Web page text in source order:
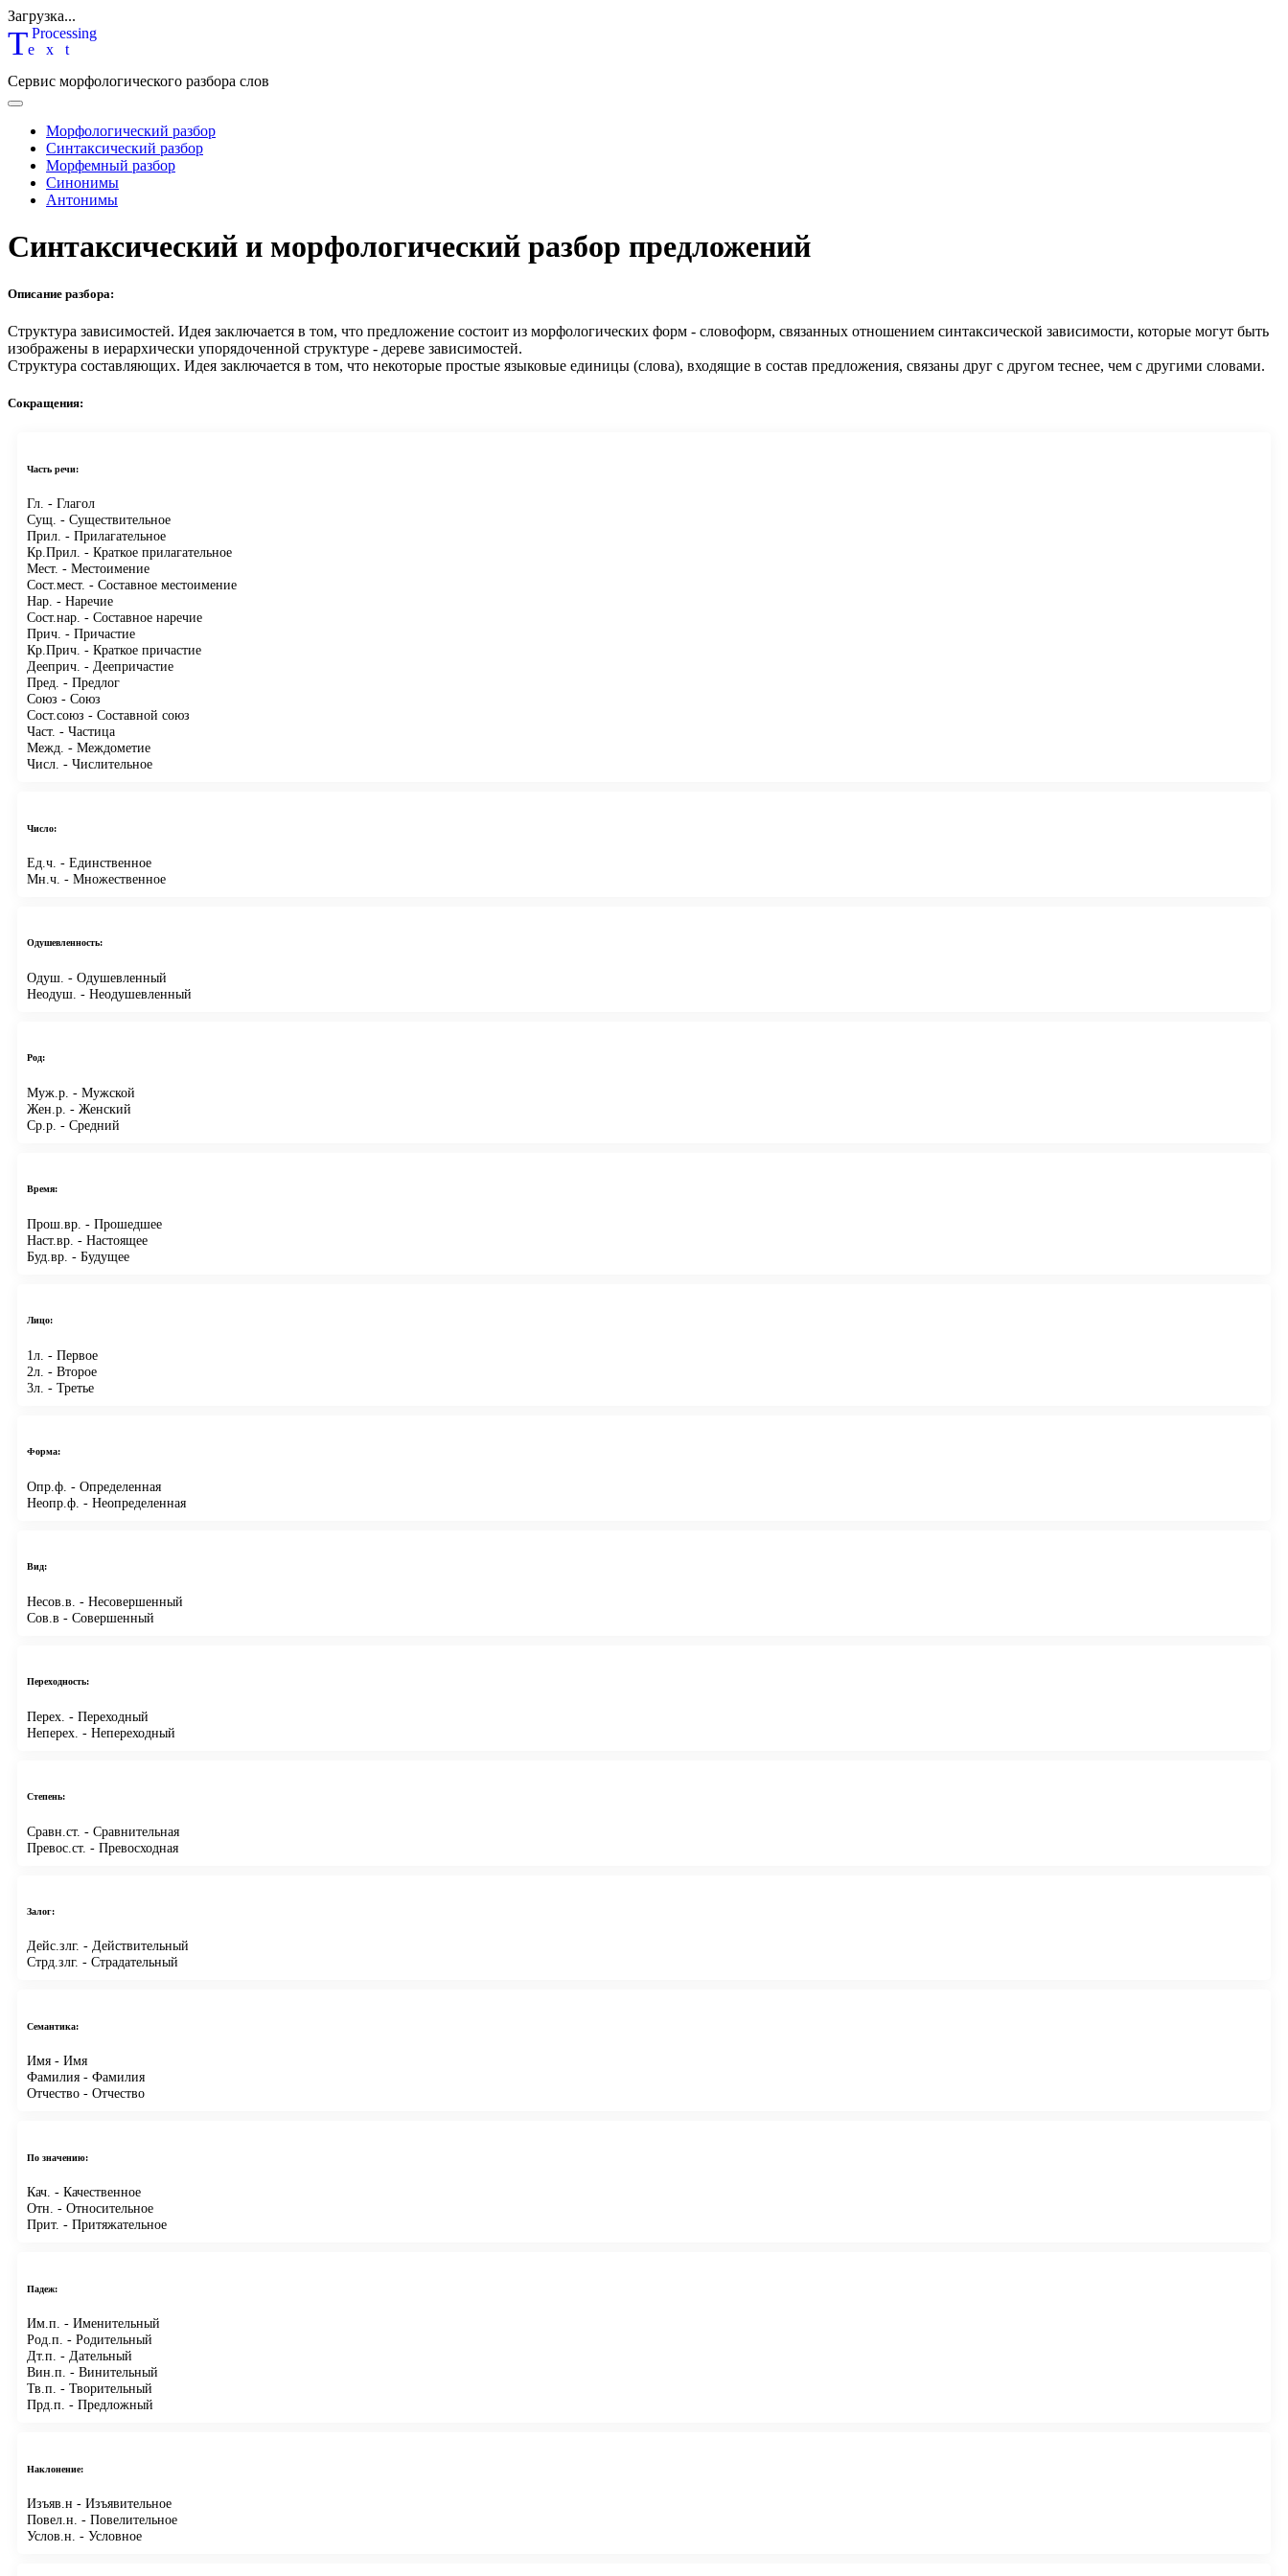
Загрузка...
Text
Processing
Сервис морфологического разбора слов
Морфологический разбор
Синтаксический разбор
Морфемный разбор
Синонимы
Антонимы
Синтаксический и морфологический разбор предложений
Описание разбора:
Структура зависимостей. Идея заключается в том, что предложение состоит из морфологических форм - словоформ, связанных отношением синтаксической зависимости, которые могут быть
изображены в иерархически упорядоченной структуре - дереве зависимостей.
Структура составляющих. Идея заключается в том, что некоторые простые языковые единицы (слова), входящие в состав предложения, связаны друг с другом теснее, чем с другими словами.
Сокращения:
Часть речи:
Гл. - Глагол
Сущ. - Существительное
Прил. - Прилагательное
Кр.Прил. - Краткое прилагательное
Мест. - Местоимение
Сост.мест. - Составное местоимение
Нар. - Наречие
Сост.нар. - Составное наречие
Прич. - Причастие
Кр.Прич. - Краткое причастие
Дееприч. - Деепричастие
Пред. - Предлог
Союз - Союз
Сост.союз - Составной союз
Част. - Частица
Межд. - Междометие
Числ. - Числительное
Число:
Ед.ч. - Единственное
Мн.ч. - Множественное
Одушевленность:
Одуш. - Одушевленный
Неодуш. - Неодушевленный
Род:
Муж.р. - Мужской
Жен.р. - Женский
Ср.р. - Средний
Время:
Прош.вр. - Прошедшее
Наст.вр. - Настоящее
Буд.вр. - Будущее
Лицо:
1л. - Первое
2л. - Второе
3л. - Третье
Форма:
Опр.ф. - Определенная
Неопр.ф. - Неопределенная
Вид:
Несов.в. - Несовершенный
Сов.в - Совершенный
Переходность:
Перех. - Переходный
Неперех. - Непереходный
Степень:
Сравн.ст. - Сравнительная
Превос.ст. - Превосходная
Залог:
Дейс.злг. - Действительный
Стрд.злг. - Страдательный
Семантика:
Имя - Имя
Фамилия - Фамилия
Отчество - Отчество
По значению:
Кач. - Качественное
Отн. - Относительное
Прит. - Притяжательное
Падеж:
Им.п. - Именительный
Род.п. - Родительный
Дт.п. - Дательный
Вин.п. - Винительный
Тв.п. - Творительный
Прд.п. - Предложный
Наклонение:
Изъяв.н - Изъявительное
Повел.н. - Повелительное
Услов.н. - Условное